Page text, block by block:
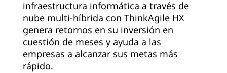
infraestructura informática a través de
nube multi-híbrida con ThinkAgile HX
genera retornos en su inversión en
cuestión de meses y ayuda a las
empresas a alcanzar sus metas más
rápido.